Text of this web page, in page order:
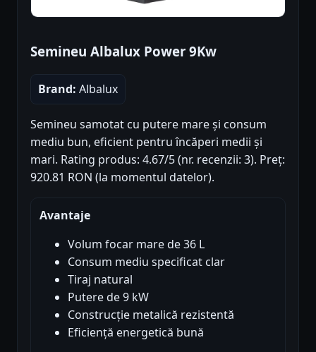
Semineu Albalux Power 9Kw
Brand: Albalux
Semineu samotat cu putere mare și consum
mediu bun, eficient pentru încăperi medii și
mari. Rating produs: 4.67/5 (nr. recenzii: 3). Preț:
920.81 RON (la momentul datelor).
Avantaje
Volum focar mare de 36 L
Consum mediu specificat clar
Tiraj natural
Putere de 9 kW
Construcție metalică rezistentă
Eficiență energetică bună